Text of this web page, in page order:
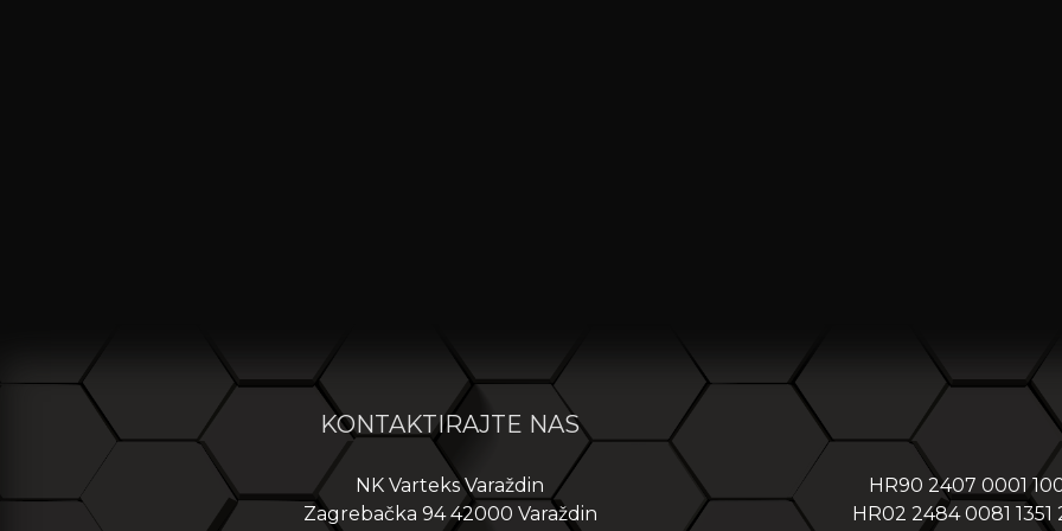
KONTAKTIRAJTE NAS
NK Varteks Varaždin
Zagrebačka 94 42000 Varaždin
HR90 2407 0001
HR02 2484 0081 1351